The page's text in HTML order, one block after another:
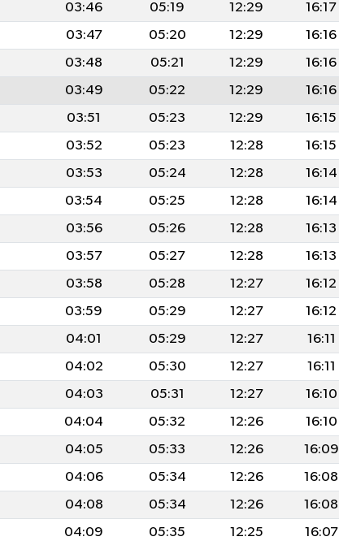
03:46 05:19 12:29 16:17
03:47 05:20 12:29 16:16
03:48 05:21 12:29 16:16
03:49 05:22 12:29 16:16
03:51 05:23 12:29 16:15
03:52 05:23 12:28 16:15
03:53 05:24 12:28 16:14
03:54 05:25 12:28 16:14
03:56 05:26 12:28 16:13
03:57 05:27 12:28 16:13
03:58 05:28 12:27 16:12
03:59 05:29 12:27 16:12
04:01 05:29 12:27 16:11
04:02 05:30 12:27 16:11
04:03 05:31 12:27 16:10
04:04 05:32 12:26 16:10
04:05 05:33 12:26 16:09
04:06 05:34 12:26 16:08
04:08 05:34 12:26 16:08
04:09 05:35 12:25 16:07